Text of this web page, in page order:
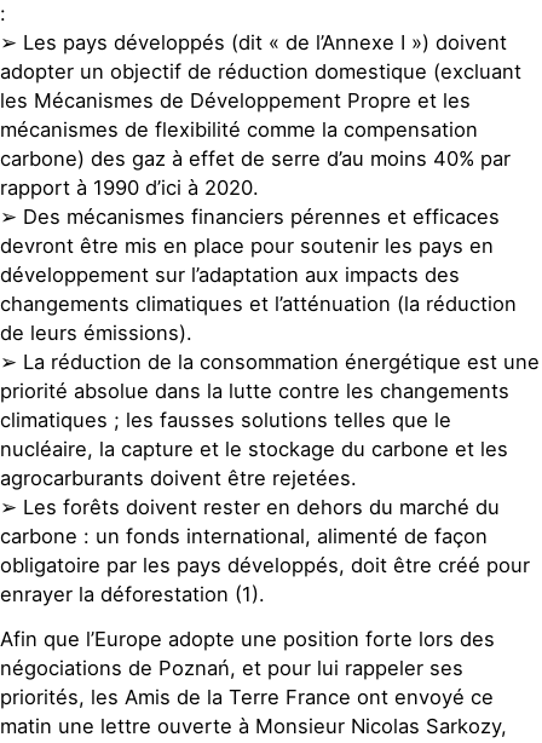
:
➢ Les pays développés (dit « de l’Annexe I ») doivent
adopter un objectif de réduction domestique (excluant
les Mécanismes de Développement Propre et les
mécanismes de flexibilité comme la compensation
carbone) des gaz à effet de serre d’au moins 40% par
rapport à 1990 d’ici à 2020.
➢ Des mécanismes financiers pérennes et efficaces
devront être mis en place pour soutenir les pays en
développement sur l’adaptation aux impacts des
changements climatiques et l’atténuation (la réduction
de leurs émissions).
➢ La réduction de la consommation énergétique est une
priorité absolue dans la lutte contre les changements
climatiques ; les fausses solutions telles que le
nucléaire, la capture et le stockage du carbone et les
agrocarburants doivent être rejetées.
➢ Les forêts doivent rester en dehors du marché du
carbone : un fonds international, alimenté de façon
obligatoire par les pays développés, doit être créé pour
enrayer la déforestation (1).
Afin que l’Europe adopte une position forte lors des
négociations de Poznań, et pour lui rappeler ses
priorités, les Amis de la Terre France ont envoyé ce
matin une lettre ouverte à Monsieur Nicolas Sarkozy,